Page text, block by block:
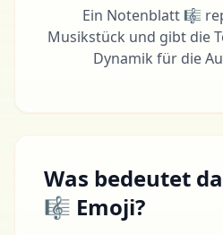
Ein Notenblatt 🎼
Musikstück und gibt die
Dynamik für die
Was bedeutet
🎼 Emoji?